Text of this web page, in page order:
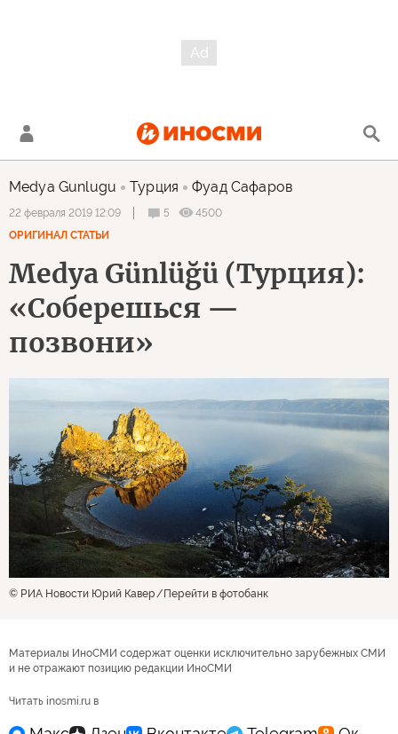
Medya Gunlugu Турция Фуад Сафаров
22 февраля 2019 12:09 5
4500
ОРИГИНАЛ СТАТЬИ
Medya Günlüğü (Турция):
«Соберешься —
позвони»
© РИА Новости Юрий Кавер Перейти в фотобанк
Материалы ИноСМИ содержат оценки исключительно зарубежных СМИ
и не отражают позицию редакции ИноСМИ
Читать inosmi.ru в